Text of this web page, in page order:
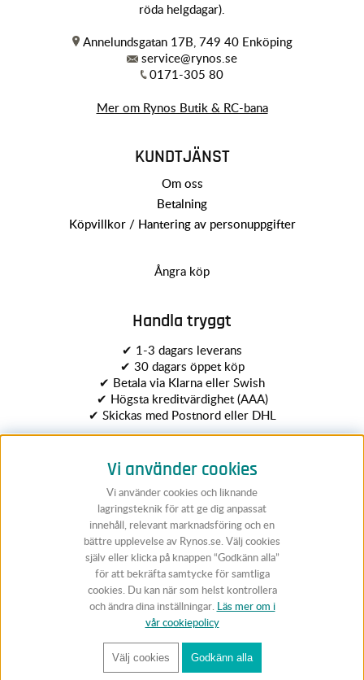
röda helgdagar).
Annelundsgatan 17B, 749 40 Enköping
service@rynos.se
0171-305 80
Mer om Rynos Butik & RC-bana
KUNDTJÄNST
Om oss
Betalning
Köpvillkor / Hantering av personuppgifter
Ångra köp
Handla tryggt
✔ 1-3 dagars leverans
✔ 30 dagars öppet köp
✔ Betala via Klarna eller Swish
✔ Högsta kreditvärdighet (AAA)
✔ Skickas med Postnord eller DHL
Följ Rynos
Vi använder cookies
Vi använder cookies och liknande
lagringsteknik för att ge dig anpassat
innehåll, relevant marknadsföring och en
bättre upplevelse av Rynos.se. Välj cookies
själv eller klicka på knappen “Godkänn alla”
för att bekräfta samtycke för samtliga
cookies. Du kan när som helst kontrollera
och ändra dina inställningar. Läs mer om i
vår cookiepolicy
Välj cookies Godkänn alla